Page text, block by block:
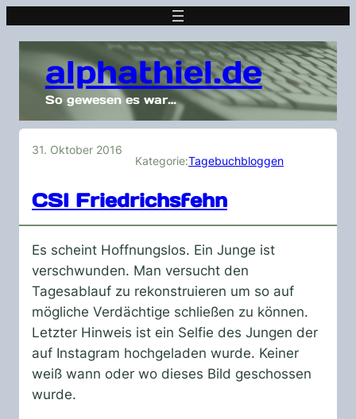
alphathiel.de
So gewesen es war…
31. Oktober 2016
Kategorie:Tagebuchbloggen
CSI Friedrichsfehn
Es scheint Hoffnungslos. Ein Junge ist
verschwunden. Man versucht den
Tagesablauf zu rekonstruieren um so auf
mögliche Verdächtige schließen zu können.
Letzter Hinweis ist ein Selfie des Jungen der
auf Instagram hochgeladen wurde. Keiner
weiß wann oder wo dieses Bild geschossen
wurde.